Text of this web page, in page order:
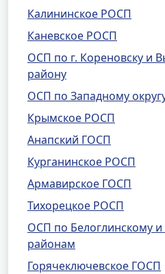
Калининское РОСП
Каневское РОСП
ОСП по г. Кореновску и
району
ОСП по Западному
Крымское РОСП
Анапский ГОСП
Курганинское РОСП
Армавирское ГОСП
Тихорецкое РОСП
ОСП по Белоглинскому
районам
Горячеключевское ГОСП